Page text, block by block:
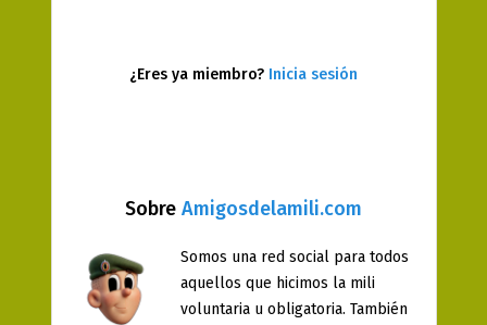
Sobre Amigosdelamili.com
Somos una red social para todos
aquellos que hicimos la mili
voluntaria u obligatoria. También
¿Eres ya miembro? Inicia sesión